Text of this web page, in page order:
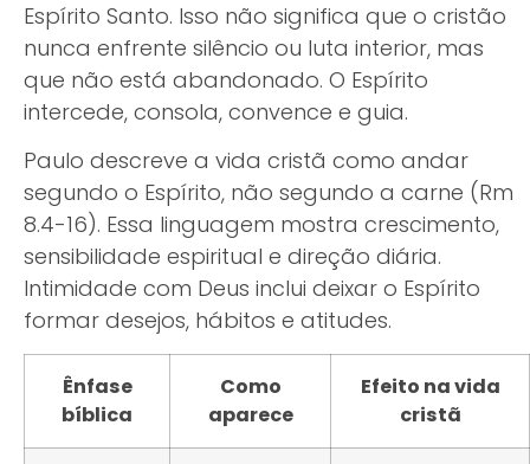
Espírito Santo. Isso não significa que o cristão
nunca enfrente silêncio ou luta interior, mas
que não está abandonado. O Espírito
intercede, consola, convence e guia.
Paulo descreve a vida cristã como andar
segundo o Espírito, não segundo a carne (Rm
8.4-16). Essa linguagem mostra crescimento,
sensibilidade espiritual e direção diária.
Intimidade com Deus inclui deixar o Espírito
formar desejos, hábitos e atitudes.
Ênfase
bíblica
Como
aparece
Efeito na vida
cristã